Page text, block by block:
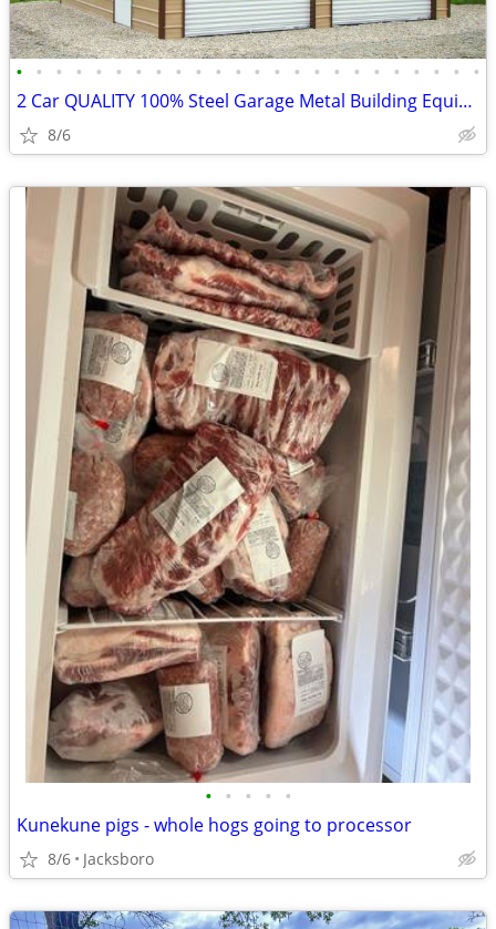
• • • • • • • • • • • • • • • • • • • • • • • •
2 Car QUALITY 100% Steel Garage Metal Building Equipment Storage Shed
8/6
• • • • •
Kunekune pigs - whole hogs going to processor
8/6 Jacksboro